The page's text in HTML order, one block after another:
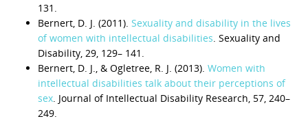
131.
Bernert, D. J. (2011). Sexuality and disability in the lives
of women with intellectual disabilities. Sexuality and
Disability, 29, 129– 141.
Bernert, D. J., & Ogletree, R. J. (2013). Women with
intellectual disabilities talk about their perceptions of
sex. Journal of Intellectual Disability Research, 57, 240–
249.